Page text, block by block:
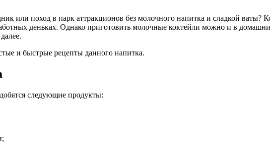
или поход в парк аттракционов без молочного напитка и сладкой
деньках. Однако приготовить молочные коктейли можно и в
и быстрые рецепты данного напитка.
следующие продукты: